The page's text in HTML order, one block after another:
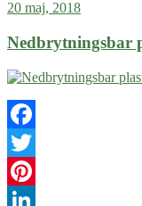
20 maj, 2018
Nedbrytningsbar
Facebook
Twitter
Pinterest